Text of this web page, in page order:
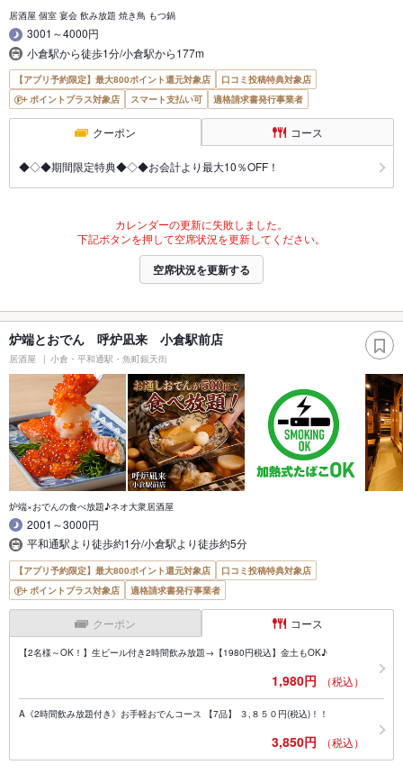
居酒屋 個室 宴会 飲み放題 焼き鳥 もつ鍋
3001～4000円
小倉駅から徒歩1分/小倉駅から177m
【アプリ予約限定】最大800ポイント還元対象店
口コミ投稿特典対象店
ポイントプラス対象店
スマート支払い可 適格請求書発行事業者
クーポン コース
◆◇◆期間限定特典◆◇◆お会計より最大10％OFF！
カレンダーの更新に失敗しました。
下記ボタンを押して空席状況を更新してください。
空席状況を更新する
炉端とおでん 呼炉凪来 小倉駅前店
居酒屋 小倉・平和通駅・魚町銀天街
炉端×おでんの食べ放題♪ネオ大衆居酒屋
2001～3000円
平和通駅より徒歩約1分/小倉駅より徒歩約5分
【アプリ予約限定】最大800ポイント還元対象店
口コミ投稿特典対象店
ポイントプラス対象店
適格請求書発行事業者
クーポン コース
【2名様～OK！】生ビール付き2時間飲み放題→【1980円税込】金土もOK♪
1,980円 （税込）
A《2時間飲み放題付き》お手軽おでんコース 【7品】 ３,８５０円(税込)！！
3,850円 （税込）